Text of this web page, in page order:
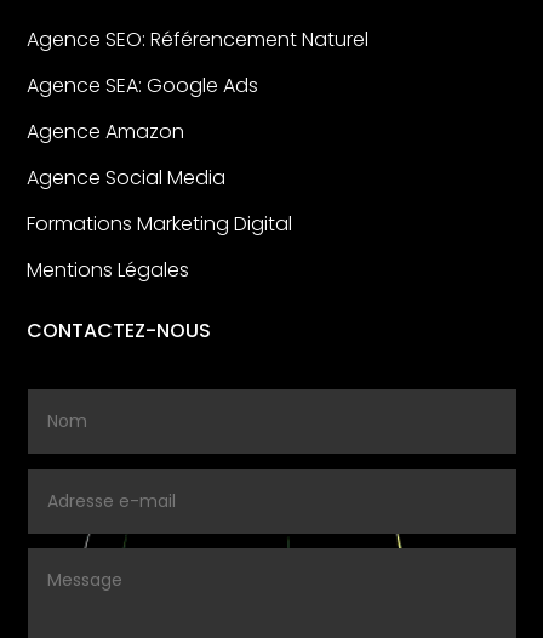
Agence SEO: Référencement Naturel
Agence SEA: Google Ads
Agence Amazon
Agence Social Media
Formations Marketing Digital
Mentions Légales
CONTACTEZ-NOUS